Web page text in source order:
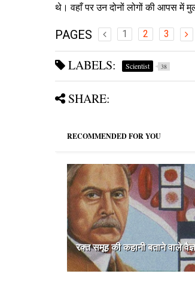
थे। वहाँ पर उन दोनों लोगों की आपस में
PAGES 1 2 3
LABELS: Scientist 38
SHARE:
RECOMMENDED FOR YOU
रक्त समूह की कहानी बताने वाले